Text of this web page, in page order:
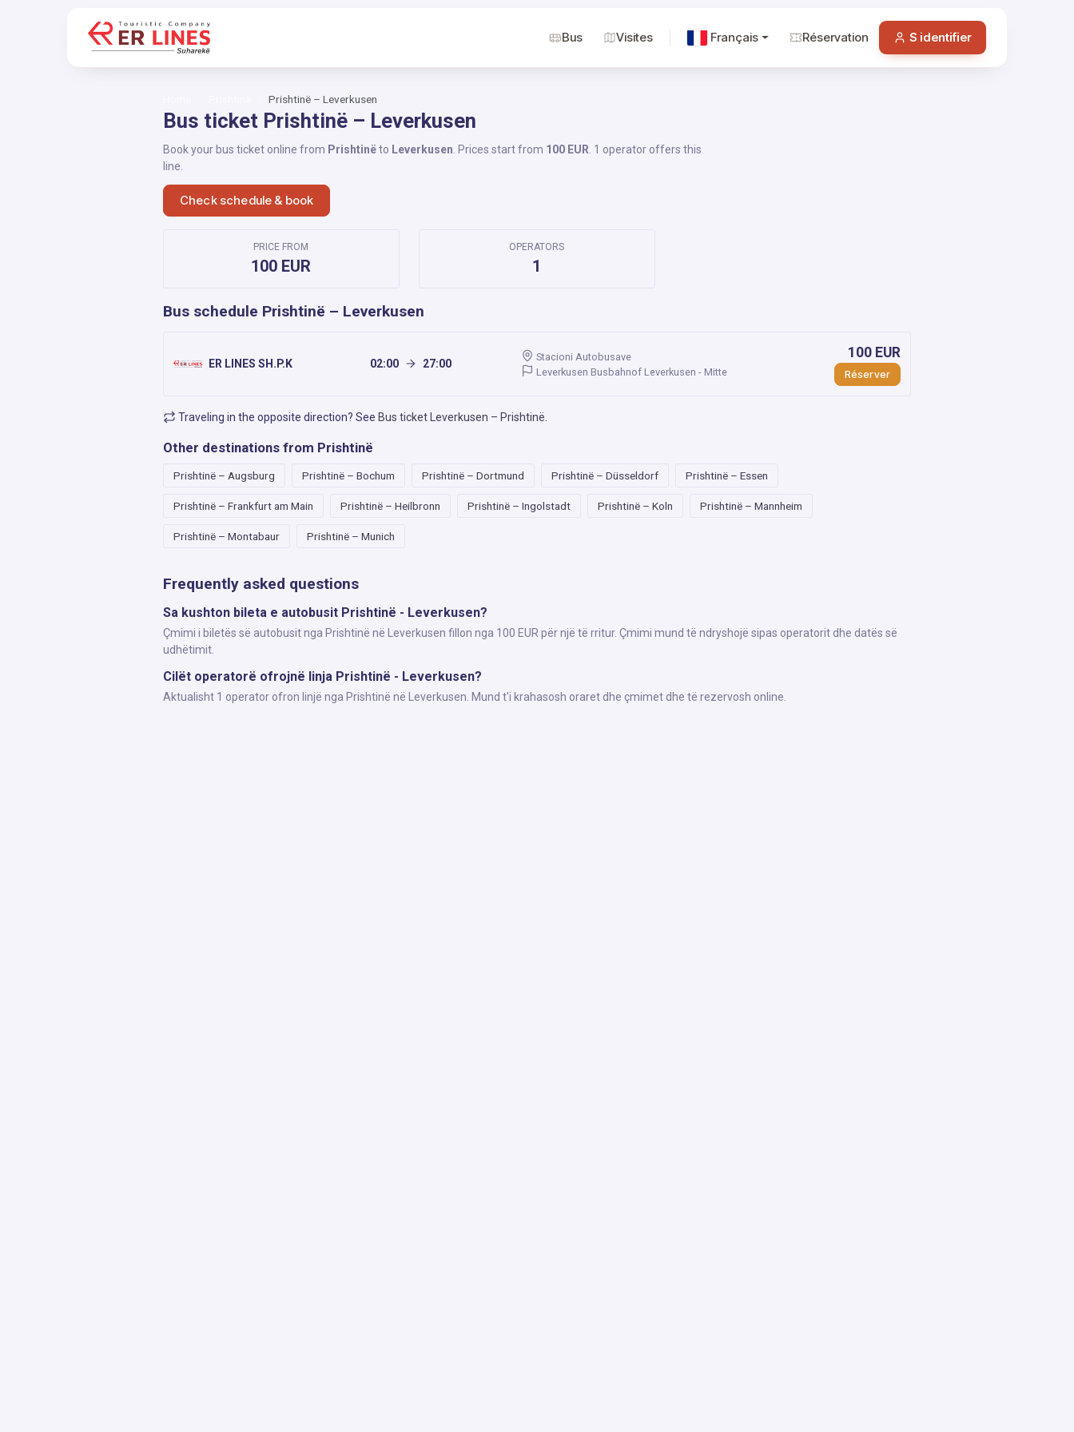
Bus Visites Français Réservation S identifier
Prishtinë – Leverkusen
Bus ticket Prishtinë – Leverkusen
Book your bus ticket online from Prishtinëto Leverkusen . Prices start from 100 EUR . 1 operator offers this
line.
Check schedule & book
PRICE FROM
100 EUR
OPERATORS
1
Bus schedule Prishtinë – Leverkusen
ER LINES SH.P.K 02:00 27:00
Stacioni Autobusave
Leverkusen Busbahnof Leverkusen - Mitte
100 EUR
Réserver
Traveling in the opposite direction? See Bus ticket Leverkusen – Prishtinë
Other destinations from Prishtinë
Prishtinë – Augsburg Prishtinë – Bochum Prishtinë – Dortmund Prishtinë – Düsseldorf Prishtinë – Essen
Prishtinë – Frankfurt am Main Prishtinë – Heilbronn Prishtinë – Ingolstadt Prishtinë – Koln Prishtinë – Mannheim
Prishtinë – Montabaur Prishtinë – Munich
Frequently asked questions
Sa kushton bileta e autobusit Prishtinë - Leverkusen?
Çmimi i biletës së autobusit nga Prishtinë në Leverkusen fillon nga 100 EUR për një të rritur. Çmimi mund të ndryshojë sipas operatorit dhe datës së
udhëtimit.
Cilët operatorë ofrojnë linja Prishtinë - Leverkusen?
Aktualisht 1 operator ofron linjë nga Prishtinë në Leverkusen. Mund t'i krahasosh oraret dhe çmimet dhe të rezervosh online.